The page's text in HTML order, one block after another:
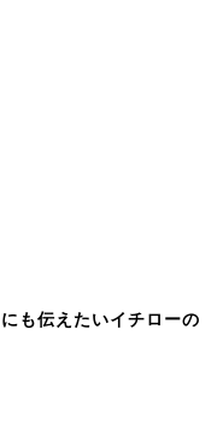
も伝えたいイチローの